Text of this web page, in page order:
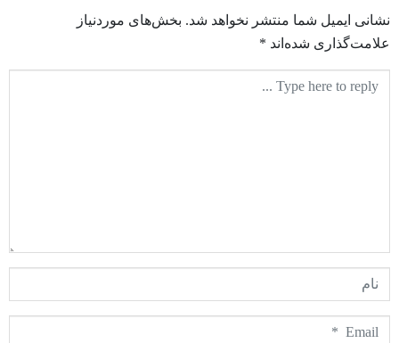
نشانی ایمیل شما منتشر نخواهد شد. بخش‌های موردنیاز
علامت‌گذاری شده‌اند *
متن
Email